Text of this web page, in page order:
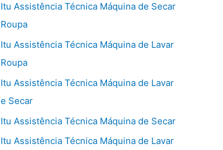
Itu Assistência Técnica Máquina de Secar
Roupa
Itu Assistência Técnica Máquina de Lavar
Roupa
Itu Assistência Técnica Máquina de Lavar
e Secar
Itu Assistência Técnica Máquina de Secar
Itu Assistência Técnica Máquina de Lavar